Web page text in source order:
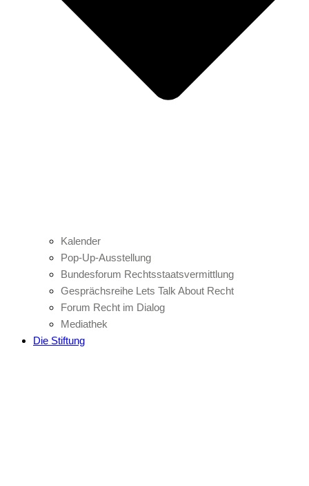
Kalender
Pop-Up-Ausstellung
Bundesforum Rechtsstaatsvermittlung
Gesprächsreihe Lets Talk About Recht
Forum Recht im Dialog
Mediathek
Die Stiftung